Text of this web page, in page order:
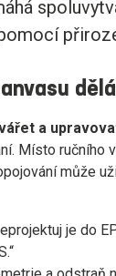
a
Místo ručního
může
je do